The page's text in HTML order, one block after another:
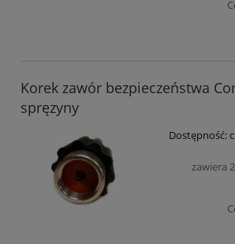
Korek zawór bezpieczeństwa
spręzyny
Dostępność:
zawiera